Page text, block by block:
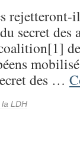
secret des
des …
LDH